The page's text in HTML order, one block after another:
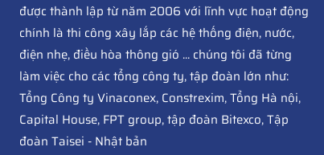
được thành lập từ năm 2006 với lĩnh vực hoạt động
chính là thi công xây lắp các hệ thống điện, nước,
điện nhẹ, điều hòa thông gió ... chúng tôi đã từng
làm việc cho các tổng công ty, tập đoàn lớn như:
Tổng Công ty Vinaconex, Constrexim, Tổng Hà nội,
Capital House, FPT group, tập đoàn Bitexco, Tập
đoàn Taisei - Nhật bản